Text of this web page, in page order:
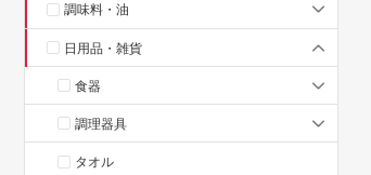
調味料・油
日用品・雑貨
食器
調理器具
タオル